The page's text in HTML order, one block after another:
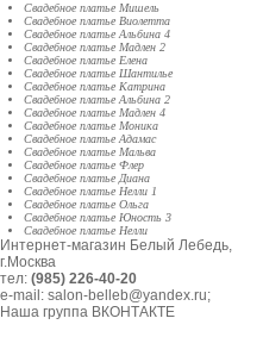
Свадебное платье Мишель
Свадебное платье Виолетта
Свадебное платье Альбина 4
Свадебное платье Мадлен 2
Свадебное платье Елена
Свадебное платье Шантилье
Свадебное платье Катрина
Свадебное платье Альбина 2
Свадебное платье Мадлен 4
Свадебное платье Моника
Свадебное платье Адамас
Свадебное платье Мальва
Свадебное платье Флер
Свадебное платье Диана
Свадебное платье Нелли 1
Свадебное платье Ольга
Свадебное платье Юность 3
Свадебное платье Нелли
Интернет-магазин Белый Лебедь,
г.Москва
тел: (985) 226-40-20
e-mail: salon-belleb@yandex.ru;
Наша группа ВКОНТАКТЕ